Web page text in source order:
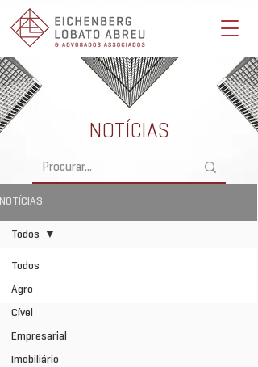
Eichenberg, Lobato, Abreu & Advogados Associados -
Advocacia Full Service
NOTÍCIAS
Todos
Agro
Cível
Empresarial
Imobiliário
Todos
NOTÍCIAS